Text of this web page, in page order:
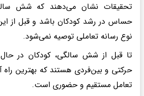
تحقیقات نشان می‌دهند که شش
حساس در رشد کودکان باشد و قبل از
نوع رسانه تعاملی توصیه نمی‌شود.
تا قبل از شش سالگی، کودکان در
حرکتی و بین‌فردی هستند که بهترین
تعامل مستقیم و حضوری است.